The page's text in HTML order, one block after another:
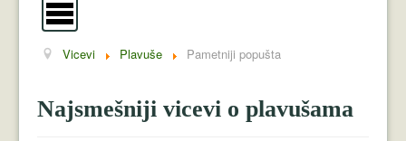
Vicevi
Mujo i Haso
Vicevi Plavuše Pametniji popušta
Najsmešniji vicevi o plavušama